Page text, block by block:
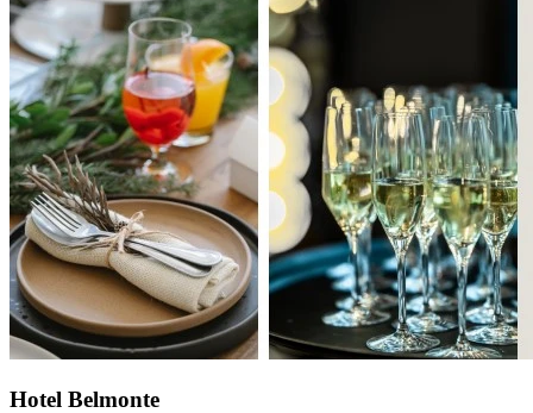
Hotel Belmonte